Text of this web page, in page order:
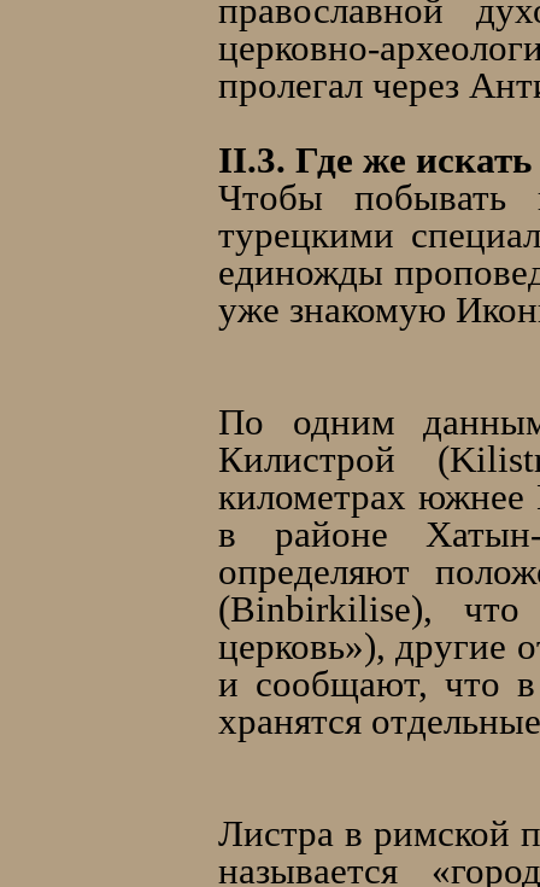
православной
церковно-
пролегал через
II.3. Где же
Чтобы побывать
турецкими
единожды
уже знакомую
По одним
Килистрой
километрах южнее
в районе
определяют
(Binbirkilise), что
церковь»), другие
и сообщают, что в
хранятся
Листра в римской
называется